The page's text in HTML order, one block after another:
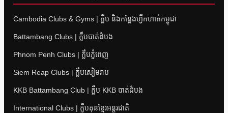
Cambodia Clubs & Gyms | ក្លឹប និងកន្លែងហ្វឹកហាត់កម្ពុជា
Battambang Clubs | ក្លឹបបាត់ដំបង
Phnom Penh Clubs | ក្លឹបភ្នំពេញ
Siem Reap Clubs | ក្លឹបសៀមរាប
KKB Battambang Club | ក្លឹប KKB បាត់ដំបង
International Clubs | ក្លឹបគុនខ្មែរអន្តរជាតិ